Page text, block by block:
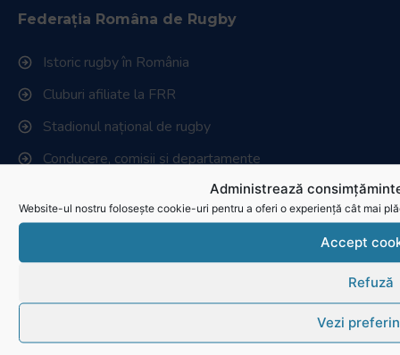
Administrează
Website-ul nostru folosește cookie-uri pentru a oferi o experiență cât mai
Accept
Refuză
Vezi
Federația Româna de Rugby
Istoric rugby în România
Cluburi afiliate la FRR
Stadionul național de rugby
Conducere, comisii și departamente
Link-uri utile
Politica de utilizare cookies